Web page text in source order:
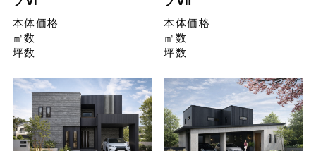
本体価格
㎡数
坪数
本体価格
㎡数
坪数